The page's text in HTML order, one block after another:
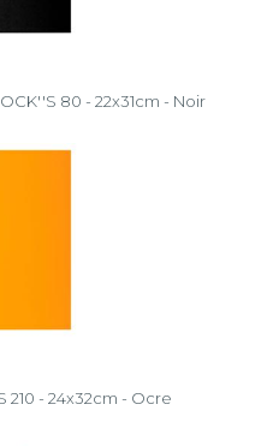
80 - 22x31cm - Noir
210 - 24x32cm - Ocre